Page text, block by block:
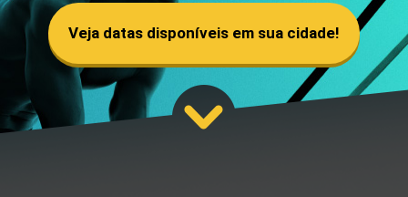
Veja datas disponíveis em sua cidade!